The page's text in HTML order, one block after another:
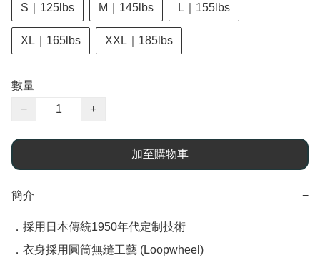
S｜125lbs M｜145lbs L｜155lbs
XL｜165lbs XXL｜185lbs
數量
−
+
加至購物車
簡介 −
．採用日本傳統1950年代定制技術
．衣身採用圓筒無縫工藝 (Loopwheel)